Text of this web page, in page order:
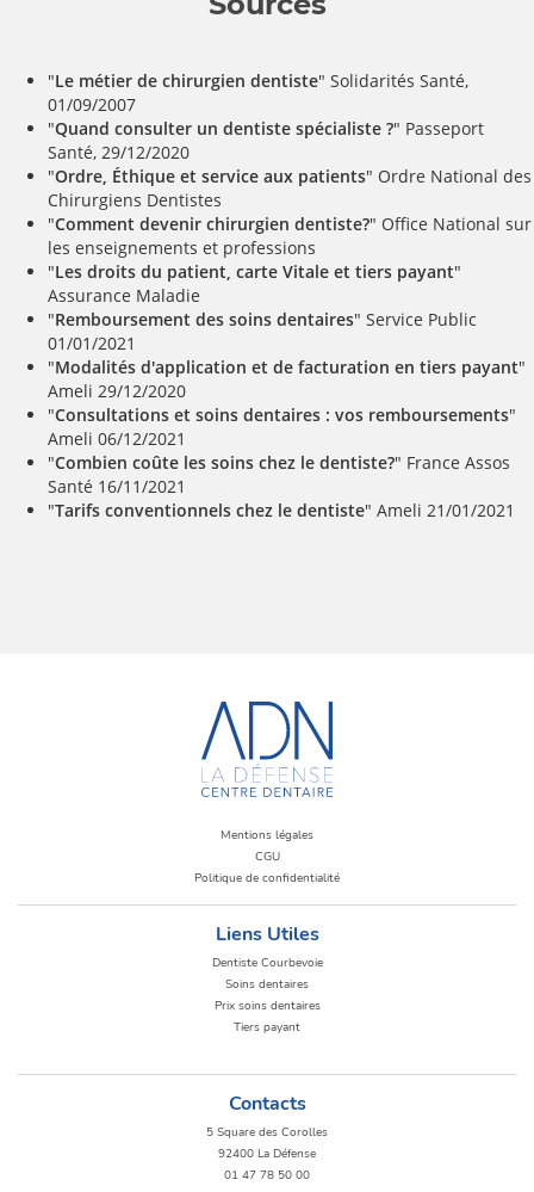
"Le métier de chirurgien dentiste" Solidarités Santé,
01/09/2007
"Quand consulter un dentiste spécialiste ?" Passeport
Santé, 29/12/2020
"Ordre, Éthique et service aux patients" Ordre National des
Chirurgiens Dentistes
"Comment devenir chirurgien dentiste?" Office National sur
les enseignements et professions
"Les droits du patient, carte Vitale et tiers payant"
Assurance Maladie
"Remboursement des soins dentaires" Service Public
01/01/2021
"Modalités d'application et de facturation en tiers payant"
Ameli 29/12/2020
"Consultations et soins dentaires : vos remboursements"
Ameli 06/12/2021
"Combien coûte les soins chez le dentiste?" France Assos
Santé 16/11/2021
"Tarifs conventionnels chez le dentiste" Ameli 21/01/2021
Mentions légales
CGU
Politique de confidentialité
Liens Utiles
Dentiste Courbevoie
Soins dentaires
Prix soins dentaires
Tiers payant
Contacts
5 Square des Corolles
92400 La Défense
01 47 78 50 00